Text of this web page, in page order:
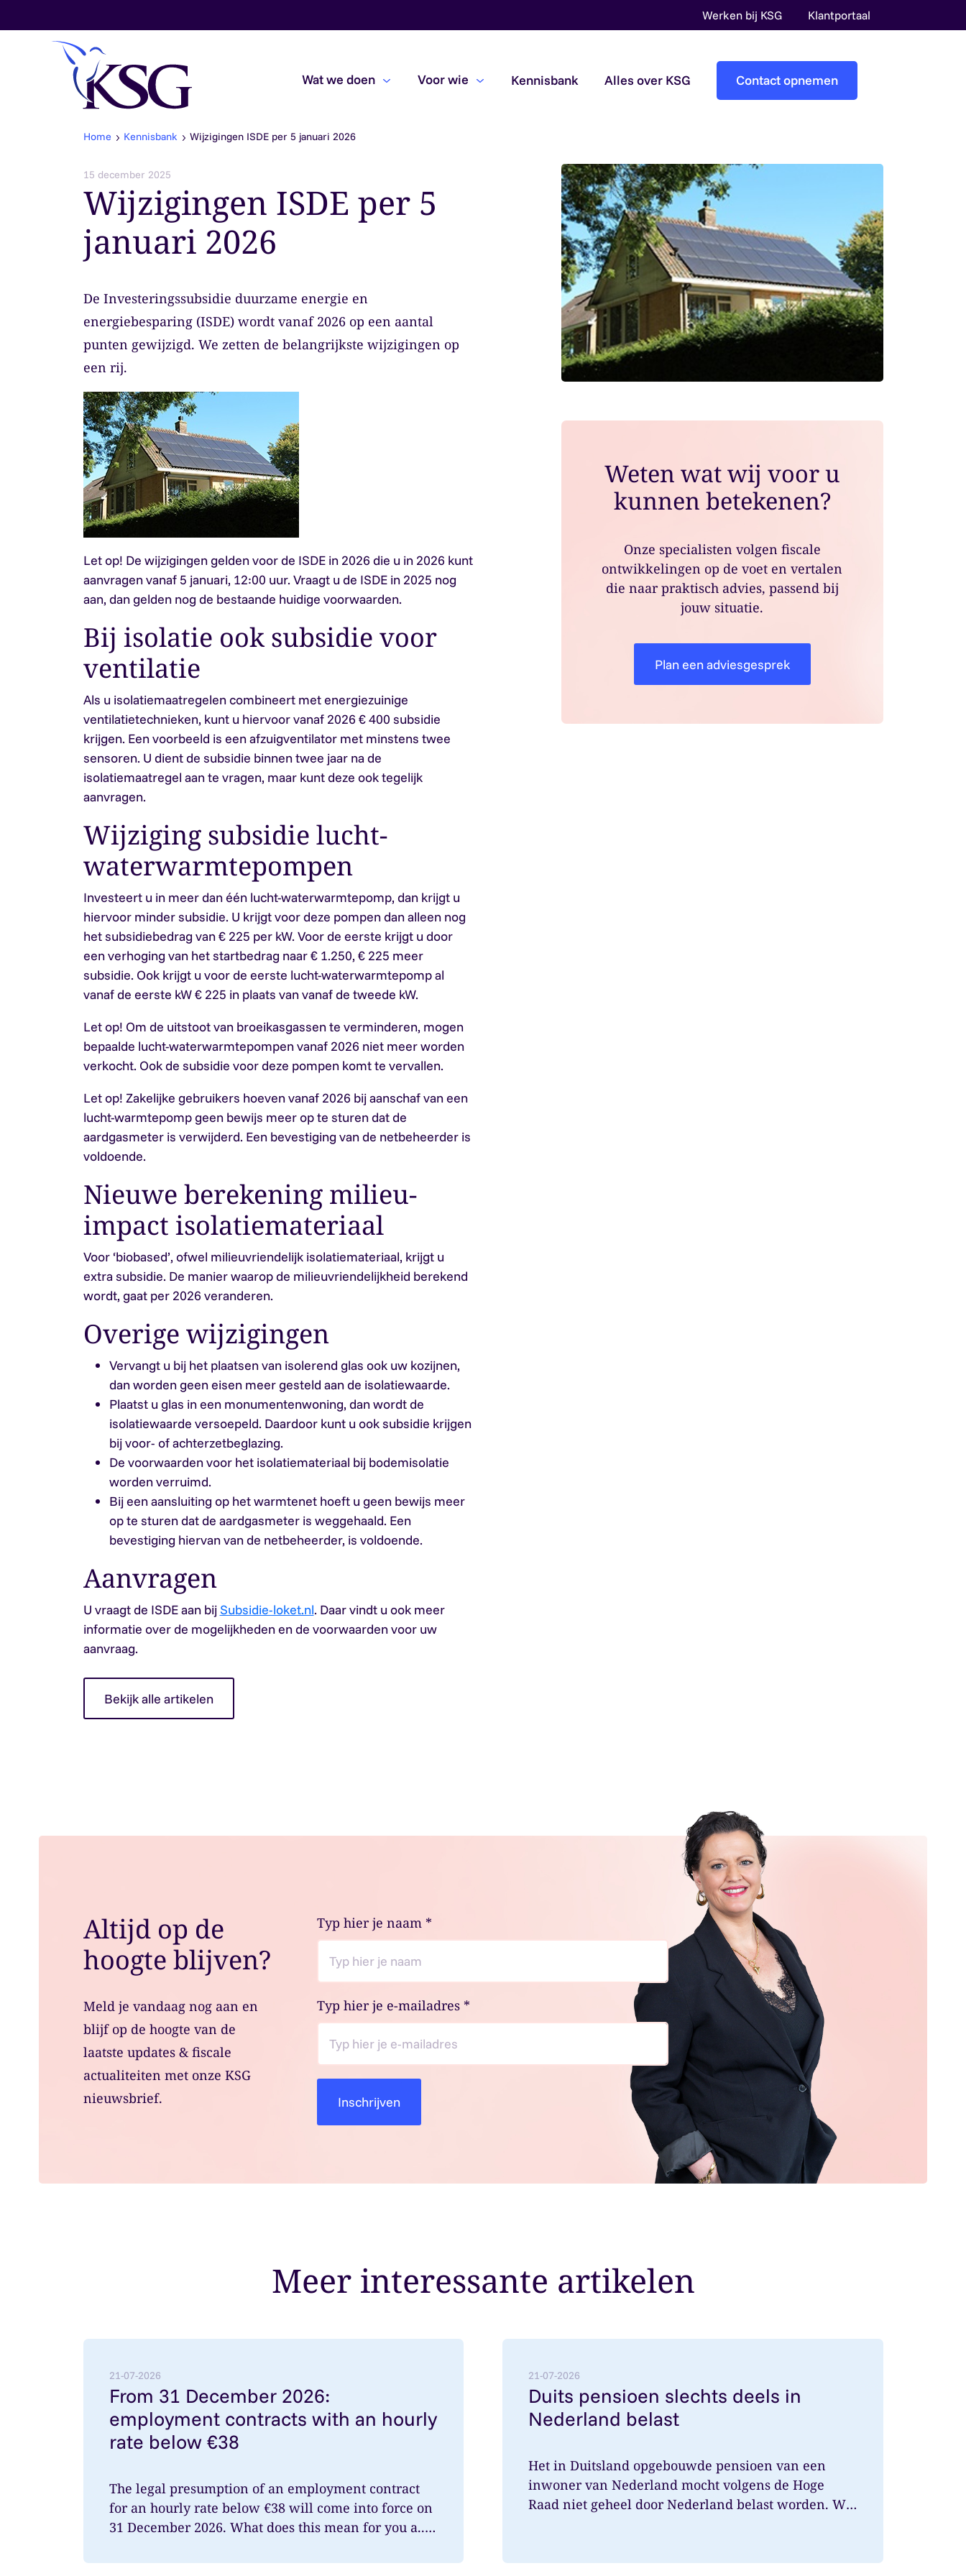
Werken bij KSG Klantportaal
Wat we doen
Belastingadvies
Payroll & Loonadvies
Overheidsaccountants
Pre-audit services
Subsidiecontroles
Overheidsaccountants
Voor wie Kennisbank Alles over KSG Contact opnemen
Home Kennisbank Wijzigingen ISDE per 5 januari 2026
15 december 2025
Wijzigingen ISDE per 5
januari 2026
De Investeringssubsidie duurzame energie en
energiebesparing (ISDE) wordt vanaf 2026 op een aantal
punten gewijzigd. We zetten de belangrijkste wijzigingen op
een rij.
Let op! De wijzigingen gelden voor de ISDE in 2026 die u in 2026 kunt
aanvragen vanaf 5 januari, 12:00 uur. Vraagt u de ISDE in 2025 nog
aan, dan gelden nog de bestaande huidige voorwaarden.
Bij isolatie ook subsidie voor
ventilatie
Als u isolatiemaatregelen combineert met energiezuinige
ventilatietechnieken, kunt u hiervoor vanaf 2026 € 400 subsidie
krijgen. Een voorbeeld is een afzuigventilator met minstens twee
sensoren. U dient de subsidie binnen twee jaar na de
isolatiemaatregel aan te vragen, maar kunt deze ook tegelijk
aanvragen.
Wijziging subsidie lucht-
waterwarmtepompen
Investeert u in meer dan één lucht-waterwarmtepomp, dan krijgt u
hiervoor minder subsidie. U krijgt voor deze pompen dan alleen nog
het subsidiebedrag van € 225 per kW. Voor de eerste krijgt u door
een verhoging van het startbedrag naar € 1.250, € 225 meer
subsidie. Ook krijgt u voor de eerste lucht-waterwarmtepomp al
vanaf de eerste kW € 225 in plaats van vanaf de tweede kW.
Let op! Om de uitstoot van broeikasgassen te verminderen, mogen
bepaalde lucht-waterwarmtepompen vanaf 2026 niet meer worden
verkocht. Ook de subsidie voor deze pompen komt te vervallen.
Let op! Zakelijke gebruikers hoeven vanaf 2026 bij aanschaf van een
lucht-warmtepomp geen bewijs meer op te sturen dat de
aardgasmeter is verwijderd. Een bevestiging van de netbeheerder is
voldoende.
Nieuwe berekening milieu-
impact isolatiemateriaal
Voor ‘biobased’, ofwel milieuvriendelijk isolatiemateriaal, krijgt u
extra subsidie. De manier waarop de milieuvriendelijkheid berekend
wordt, gaat per 2026 veranderen.
Overige wijzigingen
Vervangt u bij het plaatsen van isolerend glas ook uw kozijnen,
dan worden geen eisen meer gesteld aan de isolatiewaarde.
Plaatst u glas in een monumentenwoning, dan wordt de
isolatiewaarde versoepeld. Daardoor kunt u ook subsidie krijgen
bij voor- of achterzetbeglazing.
De voorwaarden voor het isolatiemateriaal bij bodemisolatie
worden verruimd.
Bij een aansluiting op het warmtenet hoeft u geen bewijs meer
op te sturen dat de aardgasmeter is weggehaald. Een
bevestiging hiervan van de netbeheerder, is voldoende.
Aanvragen
U vraagt de ISDE aan bijSubsidie-loket.nl. Daar vindt u ook meer
informatie over de mogelijkheden en de voorwaarden voor uw
aanvraag.
Bekijk alle artikelen
Weten wat wij voor u
kunnen betekenen?
Onze specialisten volgen fiscale
ontwikkelingen op de voet en vertalen
die naar praktisch advies, passend bij
jouw situatie.
Plan een adviesgesprek
Altijd op de
hoogte blijven?
Meld je vandaag nog aan en
blijf op de hoogte van de
laatste updates & fiscale
actualiteiten met onze KSG
nieuwsbrief.
Typ hier je naam *
Typ hier je e-mailadres *
Meer interessante artikelen
21-07-2026
From 31 December 2026:
employment contracts with an hourly
rate below €38
The legal presumption of an employment contract
for an hourly rate below €38 will come into force on
31 December 2026. What does this mean for you a...
21-07-2026
Duits pensioen slechts deels in
Nederland belast
Het in Duitsland opgebouwde pensioen van een
inwoner van Nederland mocht volgens de Hoge
Raad niet geheel door Nederland belast worden. Wat